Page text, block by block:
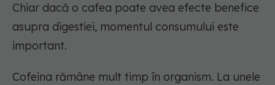
Chiar dacă o cafea poate avea efecte benefice
asupra digestiei, momentul consumului este
important.
Cofeina rămâne mult timp în organism. La unele